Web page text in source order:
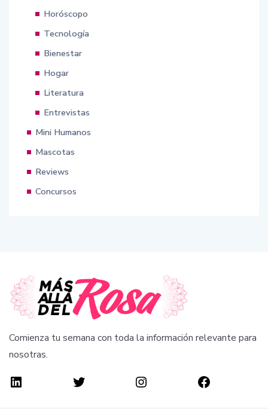
Horóscopo
Tecnología
Bienestar
Hogar
Literatura
Entrevistas
Mini Humanos
Mascotas
Reviews
Concursos
Comienza tu semana con toda la información relevante para
nosotras.